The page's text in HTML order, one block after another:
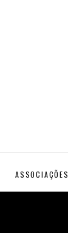
ASSOCIAÇÕES